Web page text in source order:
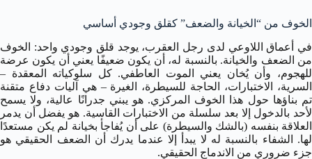
الخوف من “الخيانة والضعف” كقلق وجودي أساسي
في أعماق اللاوعي لدى رجل العقرب، يوجد قلق وجودي واحد: الخوف
من الضعف والخيانة. بالنسبة له، أن يكون ضعيفًا يعني أن يكون عرضة
للهجوم، وأن يُخان يعني الموت العاطفي. كل سلوكياته المعقدة –
السرية، الاختبارات، الحاجة للسيطرة، الغيرة – هي آليات دفاع متقنة
تم بناؤها حول هذا الخوف المركزي. هو يبني جدرانًا عالية، ولا يسمح
لأحد بالدخول إلا بعد سلسلة من الاختبارات القاسية. هو يفضل أن يدمر
العلاقة بنفسه (بالشك والسيطرة) على أن يُفاجأ بخيانة لم يكن مستعدًا
لها. الشفاء بالنسبة له لا يبدأ إلا عندما يدرك أن الضعف الحقيقي هو
جزء ضروري من الاندماج الحقيقي.